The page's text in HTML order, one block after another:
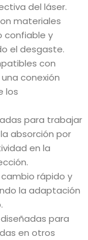
del láser.
materiales
confiable y
el desgaste.
con
conexión
los
para trabajar
absorción por
en la
rápido y
la adaptación
para
en otros